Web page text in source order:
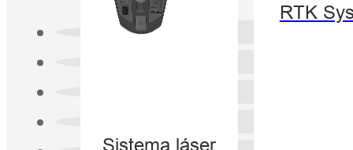
Sistema láser
RTK